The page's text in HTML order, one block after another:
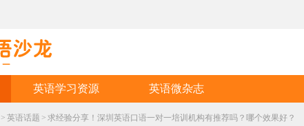
英语学习资源 英语微杂志
> 英语话题 > ​求经验分享！深圳英语口语一对一培训机构有推荐吗？哪个效果好？